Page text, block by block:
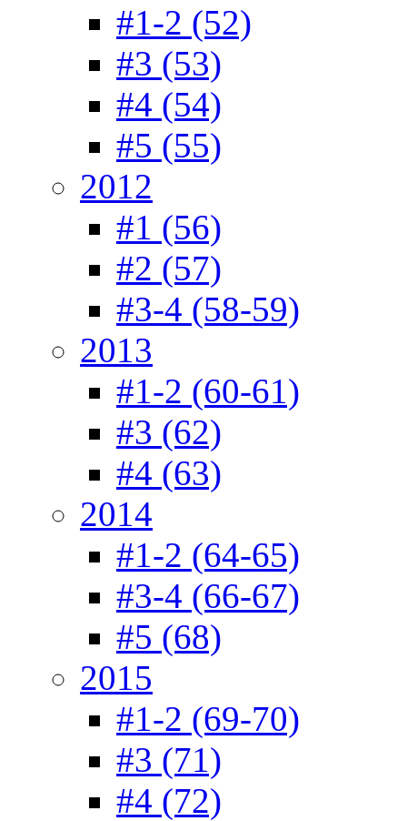
#1-2 (52)
#3 (53)
#4 (54)
#5 (55)
2012
#1 (56)
#2 (57)
#3-4 (58-59)
2013
#1-2 (60-61)
#3 (62)
#4 (63)
2014
#1-2 (64-65)
#3-4 (66-67)
#5 (68)
2015
#1-2 (69-70)
#3 (71)
#4 (72)